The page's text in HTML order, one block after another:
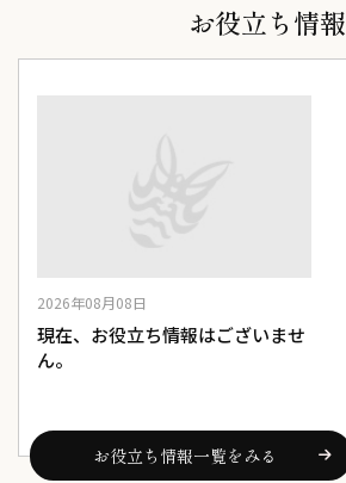
お役立ち情報
2026年08月08日
現在、お役立ち情報はございませ
ん。
お役立ち情報一覧をみる